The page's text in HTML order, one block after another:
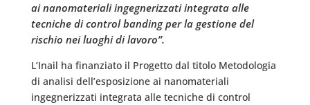
ai nanomateriali ingegnerizzati integrata alle
tecniche di control banding per la gestione del
rischio nei luoghi di lavoro”.
L’Inail ha finanziato il Progetto dal titolo Metodologia
di analisi dell’esposizione ai nanomateriali
ingegnerizzati integrata alle tecniche di control